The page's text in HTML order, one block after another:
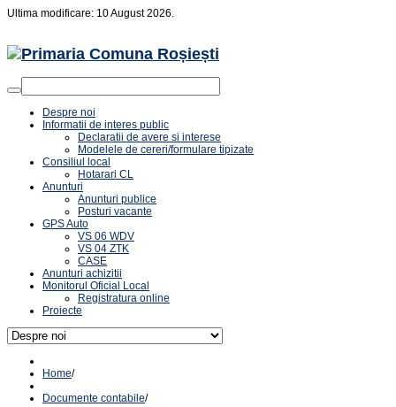
Ultima modificare: 10 August 2026.
Despre noi
Informatii de interes public
Declaratii de avere si interese
Modelele de cereri/formulare tipizate
Consiliul local
Hotarari CL
Anunturi
Anunturi publice
Posturi vacante
GPS Auto
VS 06 WDV
VS 04 ZTK
CASE
Anunturi achizitii
Monitorul Oficial Local
Registratura online
Proiecte
Home/
Documente contabile/